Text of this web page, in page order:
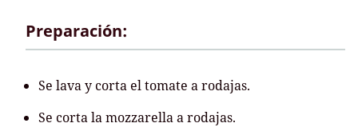
Preparación:
Se lava y corta el tomate a rodajas.
Se corta la mozzarella a rodajas.